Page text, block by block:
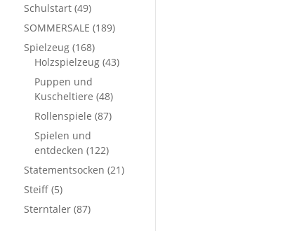
Schulstart (49)
SOMMERSALE (189)
Spielzeug (168)
Holzspielzeug (43)
Puppen und
Kuscheltiere (48)
Rollenspiele (87)
Spielen und
entdecken (122)
Statementsocken (21)
Steiff (5)
Sterntaler (87)